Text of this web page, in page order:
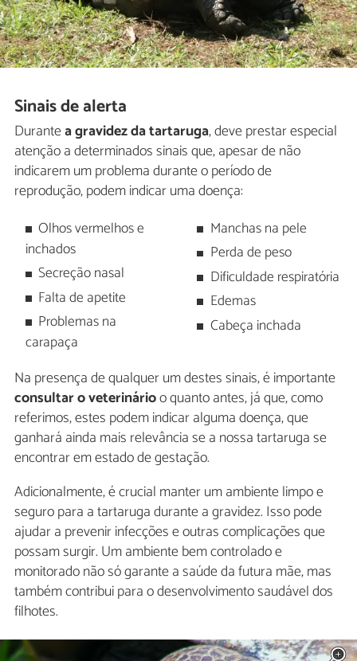
Sinais de alerta
Durantea gravidez da tartaruga, deve prestar especial
atenção a determinados sinais que, apesar de não
indicarem um problema durante o período de
reprodução, podem indicar uma doença:
Olhos vermelhos e
inchados
Secreção nasal
Falta de apetite
Problemas na
carapaça
Manchas na pele
Perda de peso
Dificuldade respiratória
Edemas
Cabeça inchada
Na presença de qualquer um destes sinais, é importante
consultar o veterinárioo quanto antes, já que, como
referimos, estes podem indicar alguma doença, que
ganhará ainda mais relevância se a nossa tartaruga se
encontrar em estado de gestação.
Adicionalmente, é crucial manter um ambiente limpo e
seguro para a tartaruga durante a gravidez. Isso pode
ajudar a prevenir infecções e outras complicações que
possam surgir. Um ambiente bem controlado e
monitorado não só garante a saúde da futura mãe, mas
também contribui para o desenvolvimento saudável dos
filhotes.